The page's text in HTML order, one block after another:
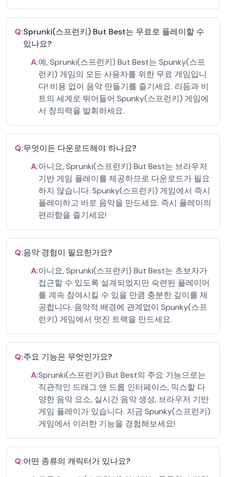
Q:Sprunki(스프런키) But Best는 무료로 플레이할 수
있나요?
A:예, Sprunki(스프런키) But Best는 Spunky(스프
런키) 게임의 모든 사용자를 위한 무료 게임입니
다! 비용 없이 음악 만들기를 즐기세요. 리듬과 비
트의 세계로 뛰어들어 Spunky(스프런키) 게임에
서 창의력을 발휘하세요.
Q:무엇이든 다운로드해야 하나요?
A:아니요, Sprunki(스프런키) But Best는 브라우저
기반 게임 플레이를 제공하므로 다운로드가 필요
하지 않습니다. Spunky(스프런키) 게임에서 즉시
플레이하고 바로 음악을 만드세요. 즉시 플레이의
편리함을 즐기세요!
Q:음악 경험이 필요한가요?
A:아니요, Sprunki(스프런키) But Best는 초보자가
접근할 수 있도록 설계되었지만 숙련된 플레이어
를 계속 참여시킬 수 있을 만큼 충분한 깊이를 제
공합니다. 음악적 배경에 관계없이 Spunky(스프
런키) 게임에서 멋진 트랙을 만드세요.
Q:주요 기능은 무엇인가요?
A:Sprunki(스프런키) But Best의 주요 기능으로는
직관적인 드래그 앤 드롭 인터페이스, 믹스할 다
양한 음악 요소, 실시간 음악 생성, 브라우저 기반
게임 플레이가 있습니다. 지금 Spunky(스프런키)
게임에서 이러한 기능을 경험해보세요!
Q:어떤 종류의 캐릭터가 있나요?